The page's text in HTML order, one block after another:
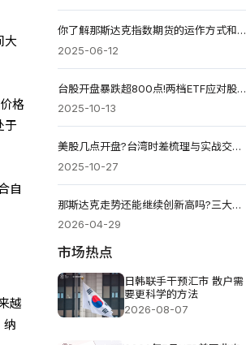
大
格
于
自
越
纳
你了解那斯达克指数期货的运作方式和潜在风险吗？
2025-06-12
台股开盘暴跌超800点!两档ETF应对股市震荡
2025-10-13
美股几点开盘?台湾时差梳理与实战交易攻略
2025-10-27
那斯达克走势还能继续创新高吗?三大变量决定方向
2026-04-29
市场热点
日韩联手干预汇市 散户需
要更科学的方法
2026-08-07